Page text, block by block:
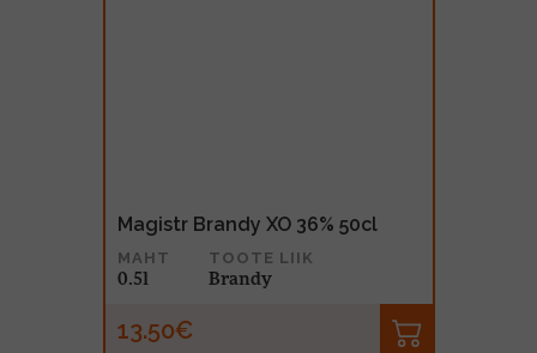
Magistr Brandy XO 36% 50cl
MAHT
0.5l
TOOTE LIIK
Brandy
13.50€